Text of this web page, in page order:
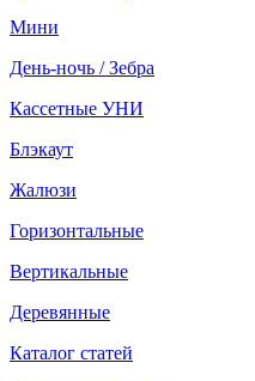
Мини
День-ночь / Зебра
Кассетные УНИ
Блэкаут
Жалюзи
Горизонтальные
Вертикальные
Деревянные
Каталог статей